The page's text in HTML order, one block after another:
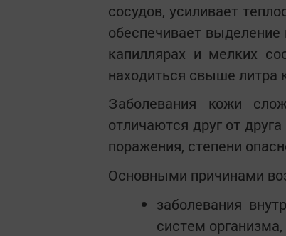
сосудов, усиливает
обеспечивает
капиллярах и мелких
находиться свыше литра
Заболевания кожи
отличаются друг от
поражения, степени
Основными причинами
заболевания
систем